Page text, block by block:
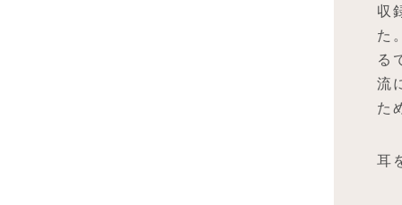
収
た
る
流
た
耳